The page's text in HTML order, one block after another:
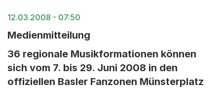
12.03.2008 - 07:50
Medienmitteilung
36 regionale Musikformationen können
sich vom 7. bis 29. Juni 2008 in den
offiziellen Basler Fanzonen Münsterplatz